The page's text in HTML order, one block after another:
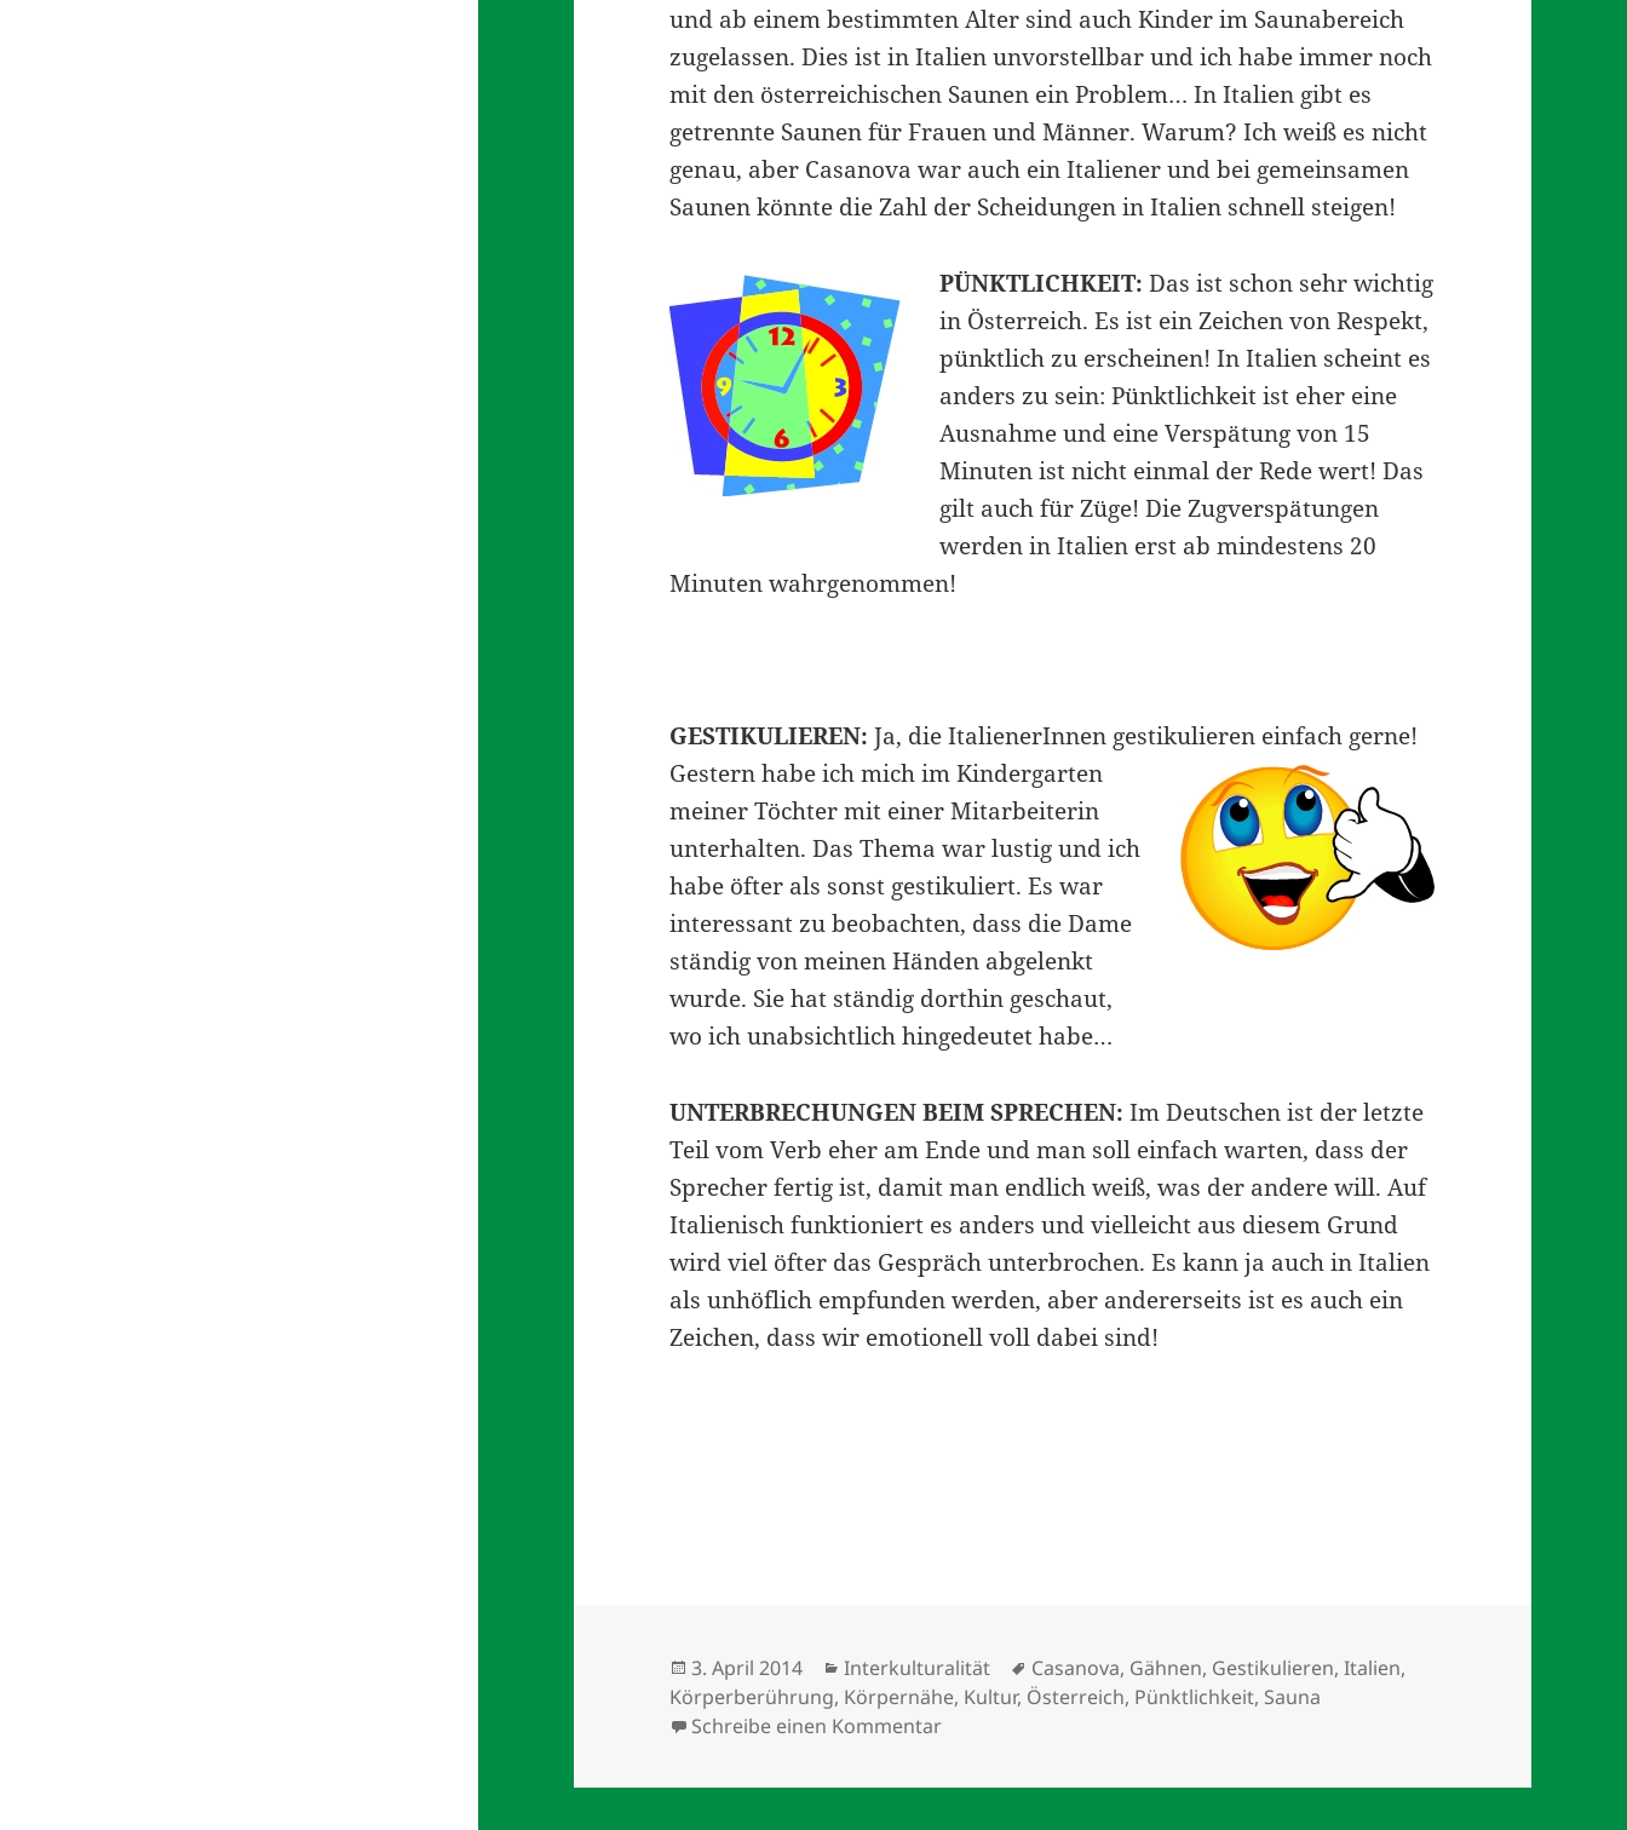
und ab einem bestimmten Alter sind auch Kinder im Saunabereich
zugelassen. Dies ist in Italien unvorstellbar und ich habe immer noch
mit den österreichischen Saunen ein Problem… In Italien gibt es
getrennte Saunen für Frauen und Männer. Warum? Ich weiß es nicht
genau, aber Casanova war auch ein Italiener und bei gemeinsamen
Saunen könnte die Zahl der Scheidungen in Italien schnell steigen!
PÜNKTLICHKEIT: Das ist schon sehr wichtig
in Österreich. Es ist ein Zeichen von Respekt,
pünktlich zu erscheinen! In Italien scheint es
anders zu sein: Pünktlichkeit ist eher eine
Ausnahme und eine Verspätung von 15
Minuten ist nicht einmal der Rede wert! Das
gilt auch für Züge! Die Zugverspätungen
werden in Italien erst ab mindestens 20
Minuten wahrgenommen!
GESTIKULIEREN: Ja, die ItalienerInnen gestikulieren einfach gerne!
Gestern habe ichmich im Kindergarten
meiner Töchter mit einer Mitarbeiterin
unterhalten. Das Thema war lustig und ich
habe öfter als sonst gestikuliert. Es war
interessant zu beobachten, dass die Dame
ständig von meinen Händen abgelenkt
wurde. Sie hat ständig dorthin geschaut,
wo ich unabsichtlich hingedeutet habe…
UNTERBRECHUNGEN BEIM SPRECHEN: Im Deutschen ist der letzte
Teil vom Verb eher am Ende und man soll einfach warten, dass der
Sprecher fertig ist, damit man endlich weiß, was der andere will. Auf
Italienisch funktioniert es anders und vielleicht aus diesem Grund
wird viel öfter das Gespräch unterbrochen. Es kann ja auch in Italien
als unhöflich empfunden werden, aber andererseits ist es auch ein
Zeichen, dass wir emotionell voll dabei sind!
Veröffentlicht
am
3. April 2014 Kategorien
Interkulturalität Schlagwörter
Casanova, Gähnen, Gestikulieren,Italien,
Körperberührung, Körpernähe, Kultur, Österreich, Pünktlichkeit, Sauna
Schreibe einen Kommentarzu Einfach kulturelle Unterschiede!